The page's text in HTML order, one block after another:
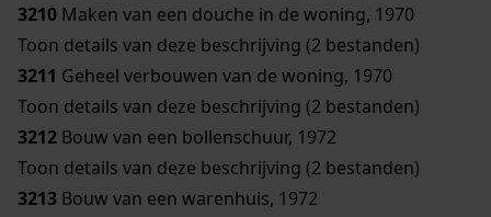
3210 Maken van een douche in de woning, 1970
Toon details van deze beschrijving (2 bestanden)
3211 Geheel verbouwen van de woning, 1970
Toon details van deze beschrijving (2 bestanden)
3212 Bouw van een bollenschuur, 1972
Toon details van deze beschrijving (2 bestanden)
3213 Bouw van een warenhuis, 1972